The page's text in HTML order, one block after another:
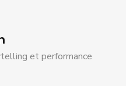
et performance